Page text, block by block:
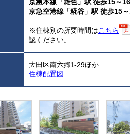
京急本線「雑色」駅 徒歩15～
京急空港線「糀谷」駅 徒歩15
※住棟別の所要時間はこちら
認ください。
大田区南六郷1-29ほか
住棟配置図